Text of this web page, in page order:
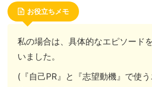
お役立ちメモ
私の場合は、具体的なエピソード
いました。
(『自己PR』と『志望動機』で使